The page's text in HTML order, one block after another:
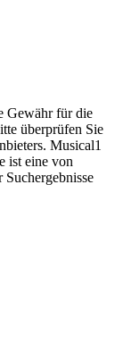
Gewähr für die
überprüfen Sie
Musical1
ist eine von